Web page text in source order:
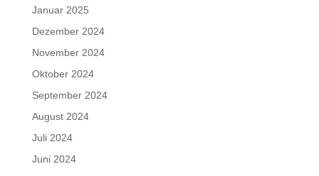
Januar 2025
Dezember 2024
November 2024
Oktober 2024
September 2024
August 2024
Juli 2024
Juni 2024